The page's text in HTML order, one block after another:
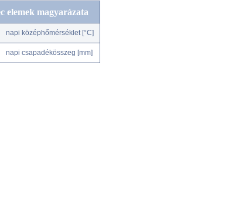
elemek magyarázata
napi középhőmérséklet [°C]
napi csapadékösszeg [mm]